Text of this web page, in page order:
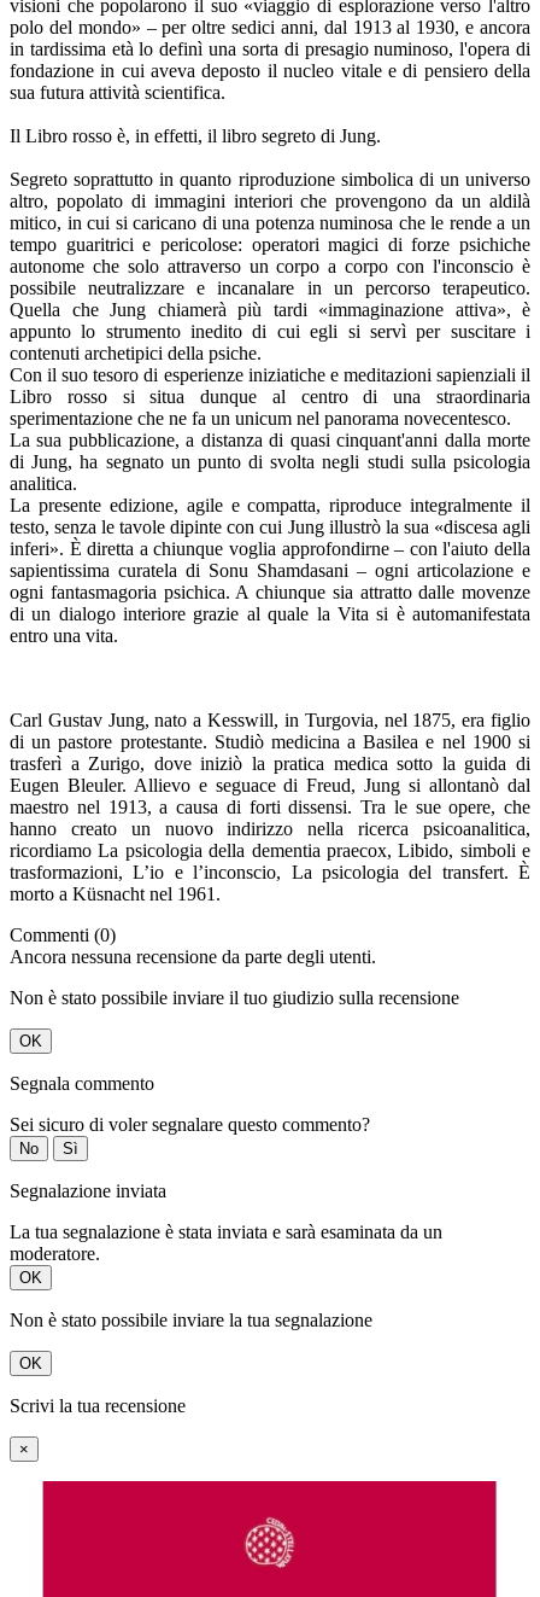
visioni che popolarono il suo «viaggio di esplorazione verso l'altro
polo del mondo» – per oltre sedici anni, dal 1913 al 1930, e ancora
in tardissima età lo definì una sorta di presagio numinoso, l'opera di
fondazione in cui aveva deposto il nucleo vitale e di pensiero della
sua futura attività scientifica.
Il Libro rosso è, in effetti, il libro segreto di Jung.
Segreto soprattutto in quanto riproduzione simbolica di un universo
altro, popolato di immagini interiori che provengono da un aldilà
mitico, in cui si caricano di una potenza numinosa che le rende a un
tempo guaritrici e pericolose: operatori magici di forze psichiche
autonome che solo attraverso un corpo a corpo con l'inconscio è
possibile neutralizzare e incanalare in un percorso terapeutico.
Quella che Jung chiamerà più tardi «immaginazione attiva», è
appunto lo strumento inedito di cui egli si servì per suscitare i
contenuti archetipici della psiche.
Con il suo tesoro di esperienze iniziatiche e meditazioni sapienziali il
Libro rosso si situa dunque al centro di una straordinaria
sperimentazione che ne fa un unicum nel panorama novecentesco.
La sua pubblicazione, a distanza di quasi cinquant'anni dalla morte
di Jung, ha segnato un punto di svolta negli studi sulla psicologia
analitica.
La presente edizione, agile e compatta, riproduce integralmente il
testo, senza le tavole dipinte con cui Jung illustrò la sua «discesa agli
inferi». È diretta a chiunque voglia approfondirne – con l'aiuto della
sapientissima curatela di Sonu Shamdasani – ogni articolazione e
ogni fantasmagoria psichica. A chiunque sia attratto dalle movenze
di un dialogo interiore grazie al quale la Vita si è automanifestata
entro una vita.
Carl Gustav Jung, nato a Kesswill, in Turgovia, nel 1875, era figlio
di un pastore protestante. Studiò medicina a Basilea e nel 1900 si
trasferì a Zurigo, dove iniziò la pratica medica sotto la guida di
Eugen Bleuler. Allievo e seguace di Freud, Jung si allontanò dal
maestro nel 1913, a causa di forti dissensi. Tra le sue opere, che
hanno creato un nuovo indirizzo nella ricerca psicoanalitica,
ricordiamo La psicologia della dementia praecox, Libido, simboli e
trasformazioni, L’io e l’inconscio, La psicologia del transfert. È
morto a Küsnacht nel 1961.
Commenti (0)
Ancora nessuna recensione da parte degli utenti.
Non è stato possibile inviare il tuo giudizio sulla recensione
OK
Segnala commento
Sei sicuro di voler segnalare questo commento?
No Sì
Segnalazione inviata
La tua segnalazione è stata inviata e sarà esaminata da un
moderatore.
OK
Non è stato possibile inviare la tua segnalazione
OK
Scrivi la tua recensione
×